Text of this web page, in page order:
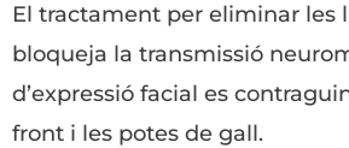
El tractament per eliminar les
bloqueja la transmissió
d’expressió facial es
front i les potes de gall.